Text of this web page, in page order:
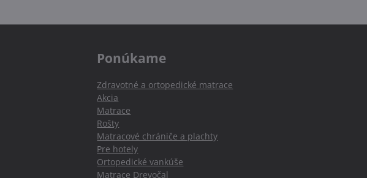
Ponúkame
Zdravotné a ortopedické matrace
Akcia
Matrace
Rošty
Matracové chrániče a plachty
Pre hotely
Ortopedické vankúše
Matrace Drevočal